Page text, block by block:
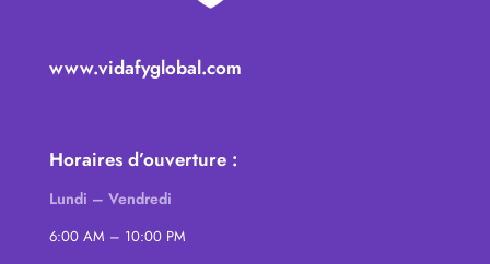
www.vidafyglobal.com
Horaires d’ouverture :
Lundi – Vendredi
6:00 AM – 10:00 PM